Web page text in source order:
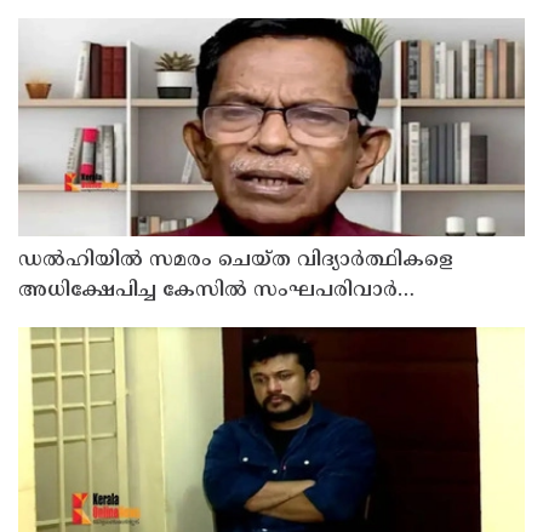
ഡൽഹിയിൽ സമരം ചെയ്ത വിദ്യാർത്ഥികളെ
അധിക്ഷേപിച്ച കേസില്‍ സംഘപരിവാർ